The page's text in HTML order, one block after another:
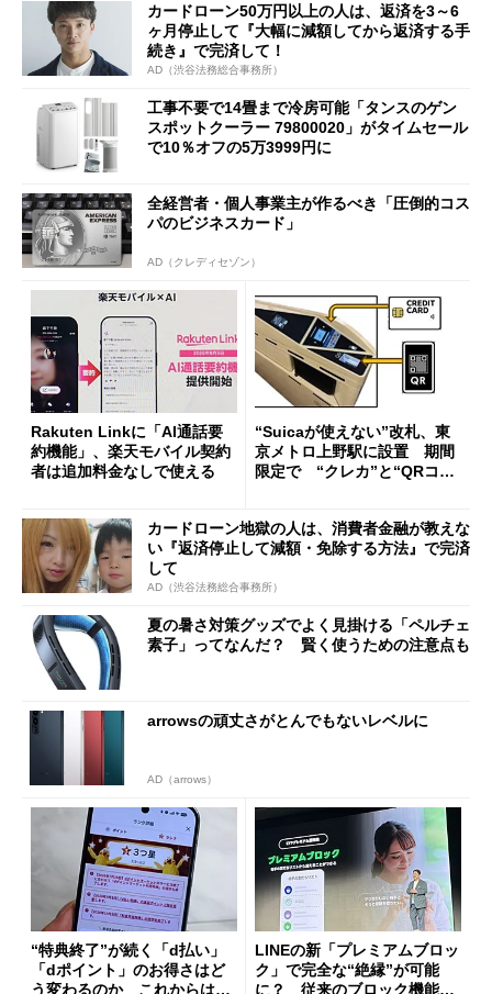
カードローン50万円以上の人は、返済を3～6
ヶ月停止して『大幅に減額してから返済する手
続き』で完済して！
AD（渋谷法務総合事務所）
工事不要で14畳まで冷房可能「タンスのゲン
スポットクーラー 79800020」がタイムセール
で10％オフの5万3999円に
全経営者・個人事業主が作るべき「圧倒的コス
パのビジネスカード」
AD（クレディセゾン）
Rakuten Linkに「AI通話要
約機能」、楽天モバイル契約
者は追加料金なしで使える
“Suicaが使えない”改札、東
京メトロ上野駅に設置 期間
限定で “クレカ”と“QRコー
カードローン地獄の人は、消費者金融が教えな
い『返済停止して減額・免除する方法』で完済
して
AD（渋谷法務総合事務所）
夏の暑さ対策グッズでよく見掛ける「ペルチェ
素子」ってなんだ？ 賢く使うための注意点も
arrowsの頑丈さがとんでもないレベルに
AD（arrows）
“特典終了”が続く「d払い」
「dポイント」のお得さはど
う変わるのか これからは
LINEの新「プレミアムブロッ
ク」で完全な“絶縁”が可能
に？ 従来のブロック機能と